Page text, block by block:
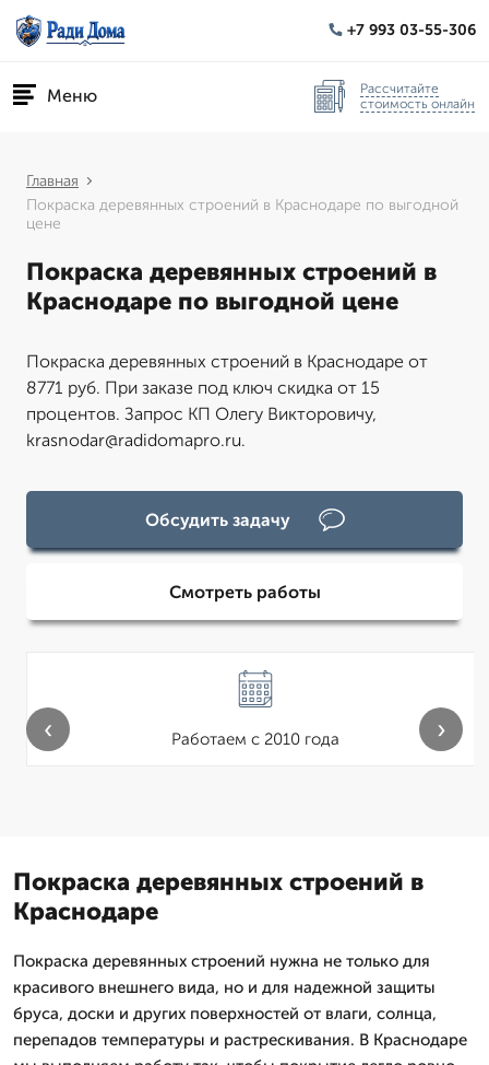
+7 993 03-55-306
Меню
Рассчитайте
стоимость онлайн
Главная
Покраска деревянных строений в Краснодаре по выгодной
цене
Покраска деревянных строений в
Краснодаре по выгодной цене
Покраска деревянных строений в Краснодаре от
8771 руб. При заказе под ключ скидка от 15
процентов. Запрос КП Олегу Викторовичу,
krasnodar@radidomapro.ru.
Обсудить задачу
Смотреть работы
Работаем с 2010 года
‹ ›
Покраска деревянных строений в
Краснодаре
Покраска деревянных строений нужна не только для
красивого внешнего вида, но и для надежной защиты
бруса, доски и других поверхностей от влаги, солнца,
перепадов температуры и растрескивания. В Краснодаре